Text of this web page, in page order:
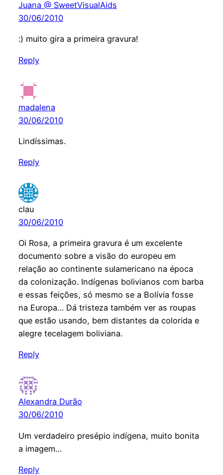
Juana @ SweetVisualAids
30/06/2010
:) muito gira a primeira gravura!
Reply
madalena
30/06/2010
Lindíssimas.
Reply
clau
30/06/2010
Oi Rosa, a primeira gravura é um excelente
documento sobre a visão do europeu em
relação ao continente sulamericano na época
da colonização. Indígenas bolivianos com barba
e essas feições, só mesmo se a Bolívia fosse
na Europa… Dá tristeza também ver as roupas
que estão usando, bem distantes da colorida e
alegre tecelagem boliviana.
Reply
Alexandra Durão
30/06/2010
Um verdadeiro presépio indígena, muito bonita
a imagem…
Reply